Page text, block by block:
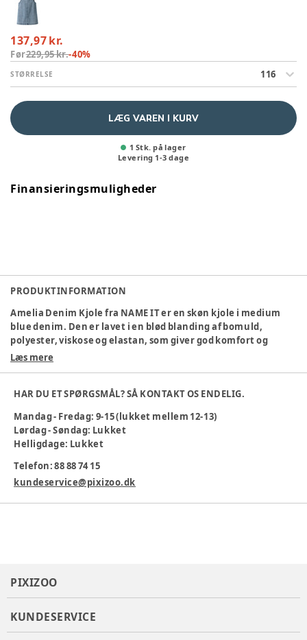
137,97 kr.
Før229,95 kr.-40%
STØRRELSE 116
LÆG VAREN I KURV
1 Stk. på lager
Levering 1-3 dage
Finansieringsmuligheder
PRODUKTINFORMATION
Amelia Denim Kjole fra NAME IT er en skøn kjole i medium
blue denim. Den er lavet i en blød blanding af bomuld,
polyester, viskose og elastan, som giver god komfort og
bevægelsesfrihed. Perfekt til både hverdag og fest!
Materiale: 68 % bomuld, 27 % polyester, 3 % viskose, 2 %
elastan
Klassisk denimlook
Nem at tage på
Maskinvaskes ved 40°C
En kjole, der passer til alle lejligheder og er behagelig for
børn at have på.
Varenummer:
Læs mere
HAR DU ET SPØRGSMÅL? SÅ KONTAKT OS ENDELIG.
Mandag - Fredag: 9-15 (lukket mellem 12-13)
Lørdag - Søndag: Lukket
Helligdage: Lukket
Telefon: 88 88 74 15
kundeservice@pixizoo.dk
PIXIZOO
KUNDESERVICE